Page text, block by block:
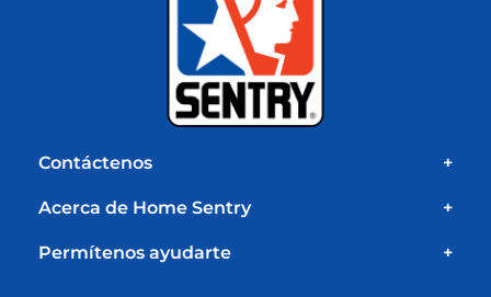
Contáctenos +
Acerca de Home Sentry +
Permítenos ayudarte +